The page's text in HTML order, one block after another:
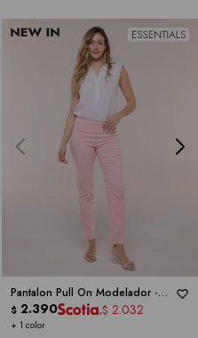
Pantalon Pull On Modelador -
ZAC & RACHEL
+ 1 color
$ 2.390 $ 2.032